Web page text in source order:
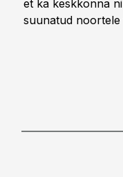
et ka keskkonna
suunatud noortele